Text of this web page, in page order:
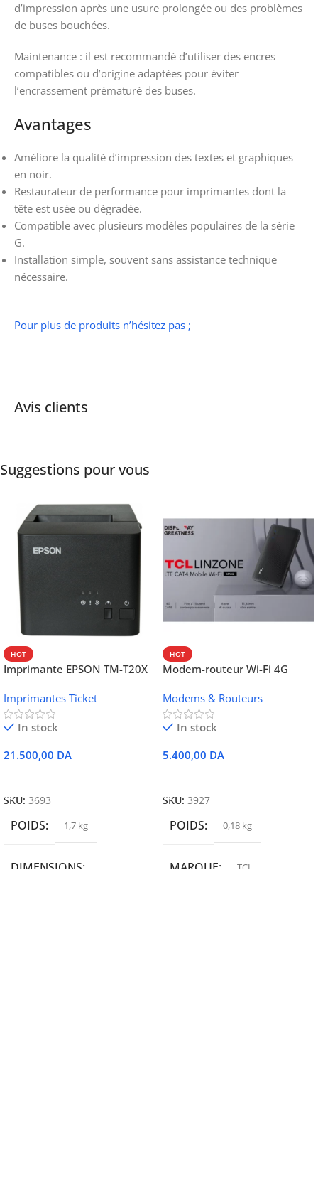
d’impression après une usure prolongée ou des problèmes
de buses bouchées.
Maintenance : il est recommandé d’utiliser des encres
compatibles ou d’origine adaptées pour éviter
l’encrassement prématuré des buses.
Avantages
Améliore la qualité d’impression des textes et graphiques
en noir.
Restaurateur de performance pour imprimantes dont la
tête est usée ou dégradée.
Compatible avec plusieurs modèles populaires de la série
G.
Installation simple, souvent sans assistance technique
nécessaire.
Pour plus de produits n’hésitez pas ;
Avis clients
Suggestions pour vous
HOT
Imprimante EPSON TM-T20X
Ethernet
Imprimantes Ticket
In stock
21.500,00 DA
SKU: 3693
POIDS 1,7 kg
DIMENSIONS
HOT
Modem-routeur Wi-Fi 4G
Modems & Routeurs
In stock
5.400,00 DA
SKU: 3927
POIDS 0,18 kg
MARQUE TCL